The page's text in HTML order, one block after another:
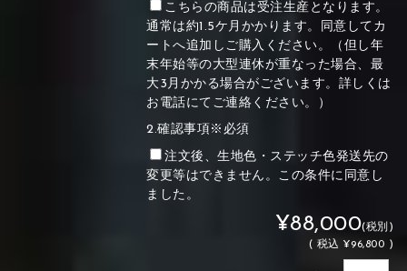
こちらの商品は受注生産となります。
通常は約1.5ケ月かかります。同意してカ
ートへ追加しご購入ください。（但し年
末年始等の大型連休が重なった場合、最
大3月かかる場合がございます。詳しくは
お電話にてご連絡ください。）
2.確認事項※必須
注文後、生地色・ステッチ色発送先の
変更等はできません。この条件に同意し
ました。
¥88,000(税別)
( 税込 ¥96,800 )